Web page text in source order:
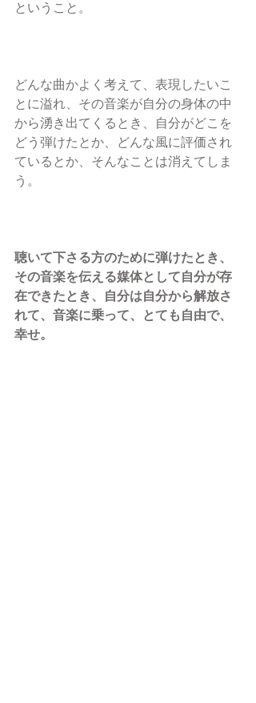
ということ。
どんな曲かよく考えて、表現したいこ
とに溢れ、その音楽が自分の身体の中
から湧き出てくるとき、自分がどこを
どう弾けたとか、どんな風に評価され
ているとか、そんなことは消えてしま
う。
聴いて下さる方のために弾けたとき、
その音楽を伝える媒体として自分が存
在できたとき、自分は自分から解放さ
れて、音楽に乗って、とても自由で、
幸せ。